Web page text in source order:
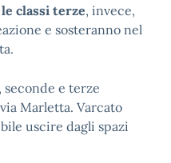
classi terze, invece,
e sosteranno nel
e terze
Marletta. Varcato
uscire dagli spazi